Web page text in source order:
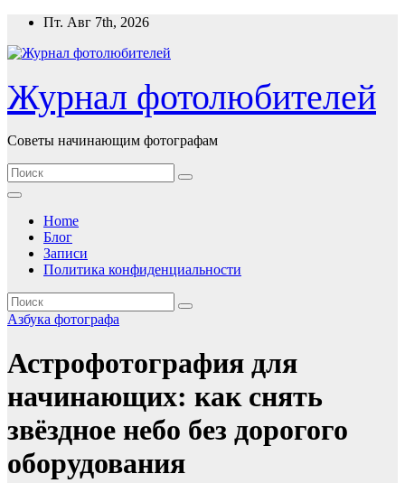
Перейти
содержимому
Пт. Авг 7th, 2026
Журнал фотолюбителей
Советы начинающим фотографам
Home
Блог
Записи
Политика конфиденциальности
Азбука фотографа
Астрофотография для
начинающих: как снять
звёздное небо без дорогого
оборудования